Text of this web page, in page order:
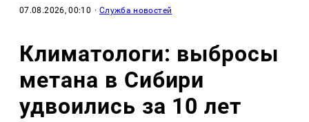
07.08.2026, 00:10 · Служба новостей
Климатологи: выбросы
метана в Сибири
удвоились за 10 лет